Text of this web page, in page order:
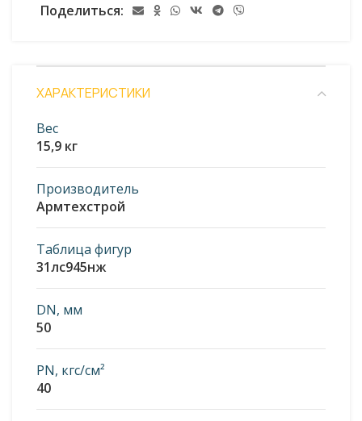
Поделиться:
ХАРАКТЕРИСТИКИ
Вес
15,9 кг
Производитель
Армтехстрой
Таблица фигур
31лс945нж
DN, мм
50
PN, кгс/см²
40